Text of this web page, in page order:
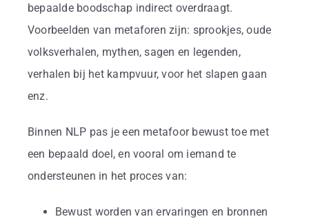
bepaalde boodschap indirect overdraagt.
Voorbeelden van metaforen zijn: sprookjes, oude
volksverhalen, mythen, sagen en legenden,
verhalen bij het kampvuur, voor het slapen gaan
enz.
Binnen NLP pas je een metafoor bewust toe met
een bepaald doel, en vooral om iemand te
ondersteunen in het proces van:
Bewust worden van ervaringen en bronnen